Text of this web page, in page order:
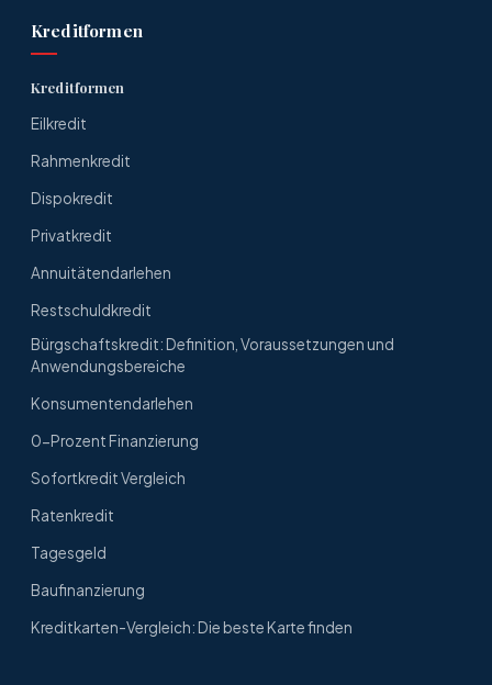
Kreditformen
Kreditformen
Eilkredit
Rahmenkredit
Dispokredit
Privatkredit
Annuitätendarlehen
Restschuldkredit
Bürgschaftskredit: Definition, Voraussetzungen und
Anwendungsbereiche
Konsumentendarlehen
0-Prozent Finanzierung
Sofortkredit Vergleich
Ratenkredit
Tagesgeld
Baufinanzierung
Kreditkarten-Vergleich: Die beste Karte finden